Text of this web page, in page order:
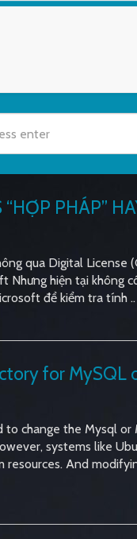
PHÁP”
qua Digital License
Nhưng hiện tại không
để kiểm tra tính ..
for MySQL
change the Mysql or
systems like
resources. And